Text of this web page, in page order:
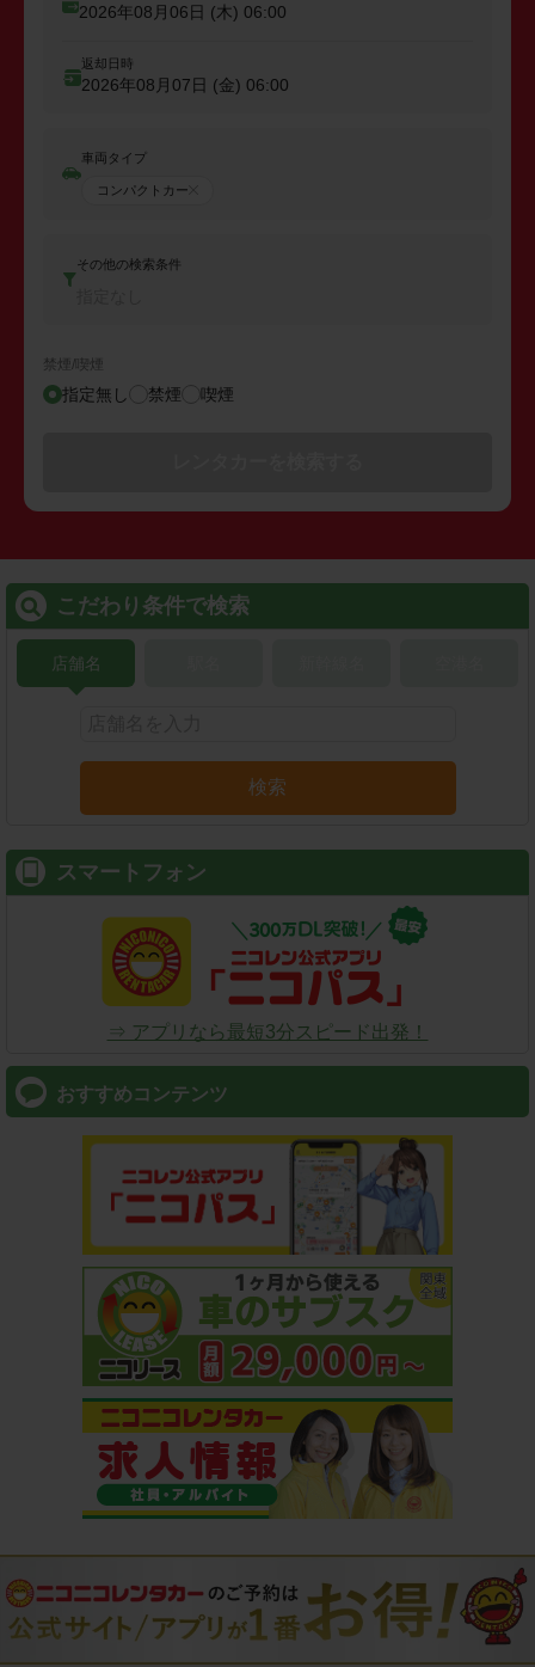
2026年08月06日 (木) 06:00
返却日時
2026年08月07日 (金) 06:00
車両タイプ
コンパクトカー
その他の検索条件
禁煙/喫煙
指定無し 禁煙 喫煙
こだわり条件で検索
店舗名
検索
スマートフォン
⇒ アプリなら最短3分スピード出発！
おすすめコンテンツ